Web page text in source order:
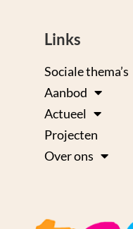
Links
Sociale thema’s
Aanbod
Actueel
Projecten
Over ons